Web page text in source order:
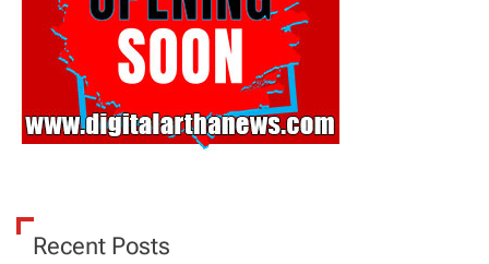
Recent Posts